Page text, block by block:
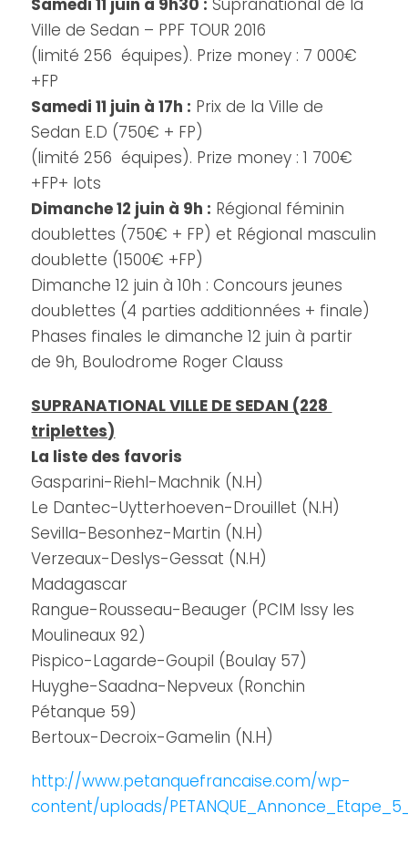
Samedi 11 juin à 9h30 : Supranational de la
Ville de Sedan – PPF TOUR 2016
(limité 256 équipes). Prize money : 7 000€
+FP
Samedi 11 juin à 17h : Prix de la Ville de
Sedan E.D (750€ + FP)
(limité 256 équipes). Prize money : 1 700€
+FP+ lots
Dimanche 12 juin à 9h : Régional féminin
doublettes (750€ + FP) et Régional masculin
doublette (1500€ +FP)
Dimanche 12 juin à 10h : Concours jeunes
doublettes (4 parties additionnées + finale)
Phases finales le dimanche 12 juin à partir
de 9h, Boulodrome Roger Clauss
SUPRANATIONAL VILLE DE SEDAN (228
triplettes)
La liste des favoris
Gasparini-Riehl-Machnik (N.H)
Le Dantec-Uytterhoeven-Drouillet (N.H)
Sevilla-Besonhez-Martin (N.H)
Verzeaux-Deslys-Gessat (N.H)
Madagascar
Rangue-Rousseau-Beauger (PCIM Issy les
Moulineaux 92)
Pispico-Lagarde-Goupil (Boulay 57)
Huyghe-Saadna-Nepveux (Ronchin
Pétanque 59)
Bertoux-Decroix-Gamelin (N.H)
http://www.petanquefrancaise.com/wp-
content/uploads/